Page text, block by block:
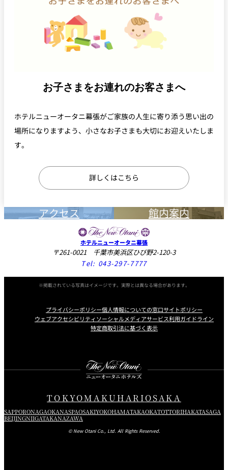
お子さまをお連れのお客さまへ
ホテルニューオータニ幕張がご家族の人生に寄り添う思い出の
場所になりますよう、小さなお子さまも大切にお迎えいたしま
す。
詳しくはこちら
アクセス 館内案内
ホテルニューオータニ幕張
〒261-0021 千葉市美浜区ひび野2-120-3
Tel: 043-297-7777
※掲載されている写真はイメージです。実際とは異なる場合があります。
プライバシーポリシー個人情報についての窓口サイトポリシー
ウェブアクセシビリティソーシャルメディアサービス利用ガイドライン
特定商取引法に基づく表示
TOKYOMAKUHARIOSAKA
SAPPORONAGAOKANASPAOSAKIYOKOHAMATAKAOKATOTTORIHAKATASAGA
BEIJINGNIIGATAKANAZAWA
© New Otani Co., Ltd. All Rights Reserved.